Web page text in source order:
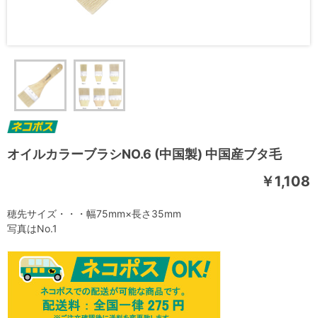
オイルカラーブラシNO.6 (中国製) 中国産ブタ毛
￥1,108
穂先サイズ・・・幅75mm×長さ35mm
写真はNo.1